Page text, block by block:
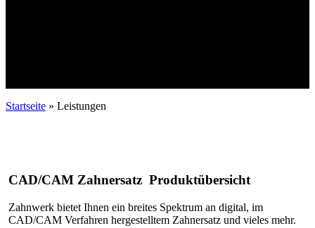
Startseite » Leistungen
CAD/CAM Zahnersatz Produktübersicht
Zahnwerk bietet Ihnen ein breites Spektrum an digital, im
CAD/CAM Verfahren hergestelltem Zahnersatz und vieles mehr.